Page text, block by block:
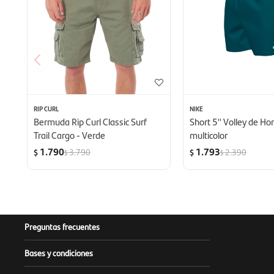
RIP CURL
Bermuda Rip Curl Classic Surf
Trail Cargo - Verde
$ 1.790$3.790
NIKE
Short 5'' Volley de
multicolor
$ 1.793$2.390
Preguntas frecuentes
Bases y condiciones